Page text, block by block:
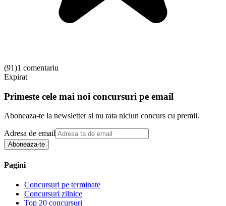
(91)1 comentariu
Expirat
Primeste cele mai noi concursuri pe email
Aboneaza-te la newsletter si nu rata niciun concurs cu premii.
Adresa de email
Aboneaza-te
Pagini
Concursuri pe terminate
Concursuri zilnice
Top 20 concursuri